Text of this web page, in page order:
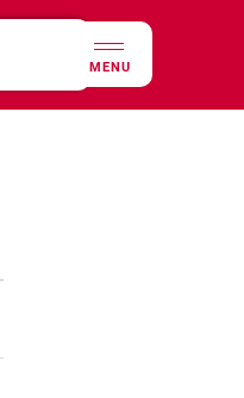
MENU